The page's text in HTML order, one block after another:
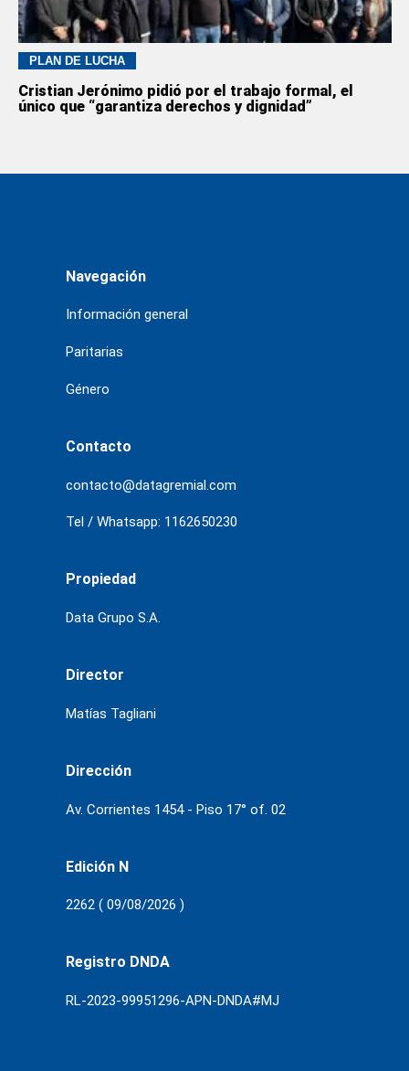
PLAN DE LUCHA
Cristian Jerónimo pidió por el trabajo formal, el
único que “garantiza derechos y dignidad”
Navegación
Información general
Paritarias
Género
Contacto
contacto@datagremial.com
Tel / Whatsapp: 1162650230
Propiedad
Data Grupo S.A.
Director
Matías Tagliani
Dirección
Av. Corrientes 1454 - Piso 17° of. 02
Edición N
2262 ( 09/08/2026 )
Registro DNDA
RL-2023-99951296-APN-DNDA#MJ